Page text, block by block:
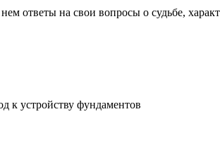
ответы на свои вопросы о судьбе,
к устройству фундаментов